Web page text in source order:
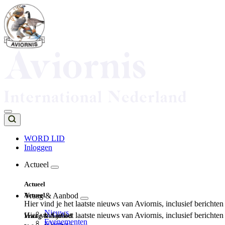
Overslaan
en
naar
de
inhoud
Top
navigation
WORD LID
Inloggen
navigation
Actueel
Actueel
Hier vind je het laatste nieuws van Aviornis, inclusief
Nieuws
Evenementen
Actueel
Hier vind je het laatste nieuws van Aviornis, inclusief
Vraag & Aanbod
Vraag & Aanbod